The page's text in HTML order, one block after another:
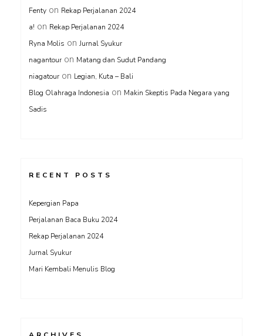
Fenty on Rekap Perjalanan 2024
a! on Rekap Perjalanan 2024
Ryna Molis on Jurnal Syukur
nagantour on Matang dan Sudut Pandang
niagatour on Legian, Kuta – Bali
Blog Olahraga Indonesia on Makin Skeptis Pada Negara yang
Sadis
RECENT POSTS
Kepergian Papa
Perjalanan Baca Buku 2024
Rekap Perjalanan 2024
Jurnal Syukur
Mari Kembali Menulis Blog